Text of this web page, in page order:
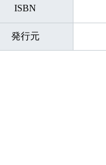
ISBN
発行元